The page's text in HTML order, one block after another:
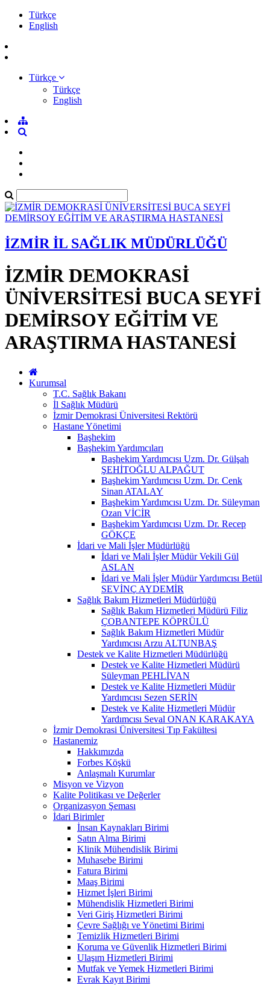
Türkçe
English
Türkçe
Türkçe
English
İZMİR İL SAĞLIK MÜDÜRLÜĞÜ
İZMİR DEMOKRASİ
ÜNİVERSİTESİ BUCA SEYFİ
DEMİRSOY EĞİTİM VE
ARAŞTIRMA HASTANESİ
Kurumsal
T.C. Sağlık Bakanı
İl Sağlık Müdürü
İzmir Demokrasi Üniversitesi Rektörü
Hastane Yönetimi
Başhekim
Başhekim Yardımcıları
Başhekim Yardımcısı Uzm. Dr. Gülşah
ŞEHİTOĞLU ALPAĞUT
Başhekim Yardımcısı Uzm. Dr. Cenk
Sinan ATALAY
Başhekim Yardımcısı Uzm. Dr. Süleyman
Ozan VİCİR
Başhekim Yardımcısı Uzm. Dr. Recep
GÖKÇE
İdari ve Mali İşler Müdürlüğü
İdari ve Mali İşler Müdür Vekili Gül
ASLAN
İdari ve Mali İşler Müdür Yardımcısı Betül
SEVİNÇ AYDEMİR
Sağlık Bakım Hizmetleri Müdürlüğü
Sağlık Bakım Hizmetleri Müdürü Filiz
ÇOBANTEPE KÖPRÜLÜ
Sağlık Bakım Hizmetleri Müdür
Yardımcısı Arzu ALTUNBAŞ
Destek ve Kalite Hizmetleri Müdürlüğü
Destek ve Kalite Hizmetleri Müdürü
Süleyman PEHLİVAN
Destek ve Kalite Hizmetleri Müdür
Yardımcısı Sezen SERİN
Destek ve Kalite Hizmetleri Müdür
Yardımcısı Seval ONAN KARAKAYA
İzmir Demokrasi Üniversitesi Tıp Fakültesi
Hastanemiz
Hakkımızda
Forbes Köşkü
Anlaşmalı Kurumlar
Misyon ve Vizyon
Kalite Politikası ve Değerler
Organizasyon Şeması
İdari Birimler
İnsan Kaynakları Birimi
Satın Alma Birimi
Klinik Mühendislik Birimi
Muhasebe Birimi
Fatura Birimi
Maaş Birimi
Hizmet İşleri Birimi
Mühendislik Hizmetleri Birimi
Veri Giriş Hizmetleri Birimi
Çevre Sağlığı ve Yönetimi Birimi
Temizlik Hizmetleri Birimi
Koruma ve Güvenlik Hizmetleri Birimi
Ulaşım Hizmetleri Birimi
Mutfak ve Yemek Hizmetleri Birimi
Evrak Kayıt Birimi